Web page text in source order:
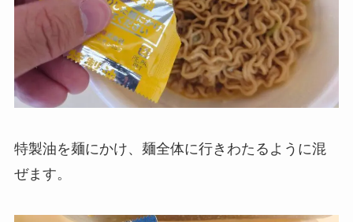
特製油を麺にかけ、麺全体に行きわたるように混
ぜます。